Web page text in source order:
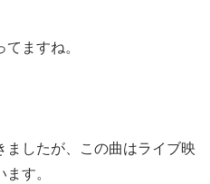
ますね。
ましたが、この曲はライブ映
す。